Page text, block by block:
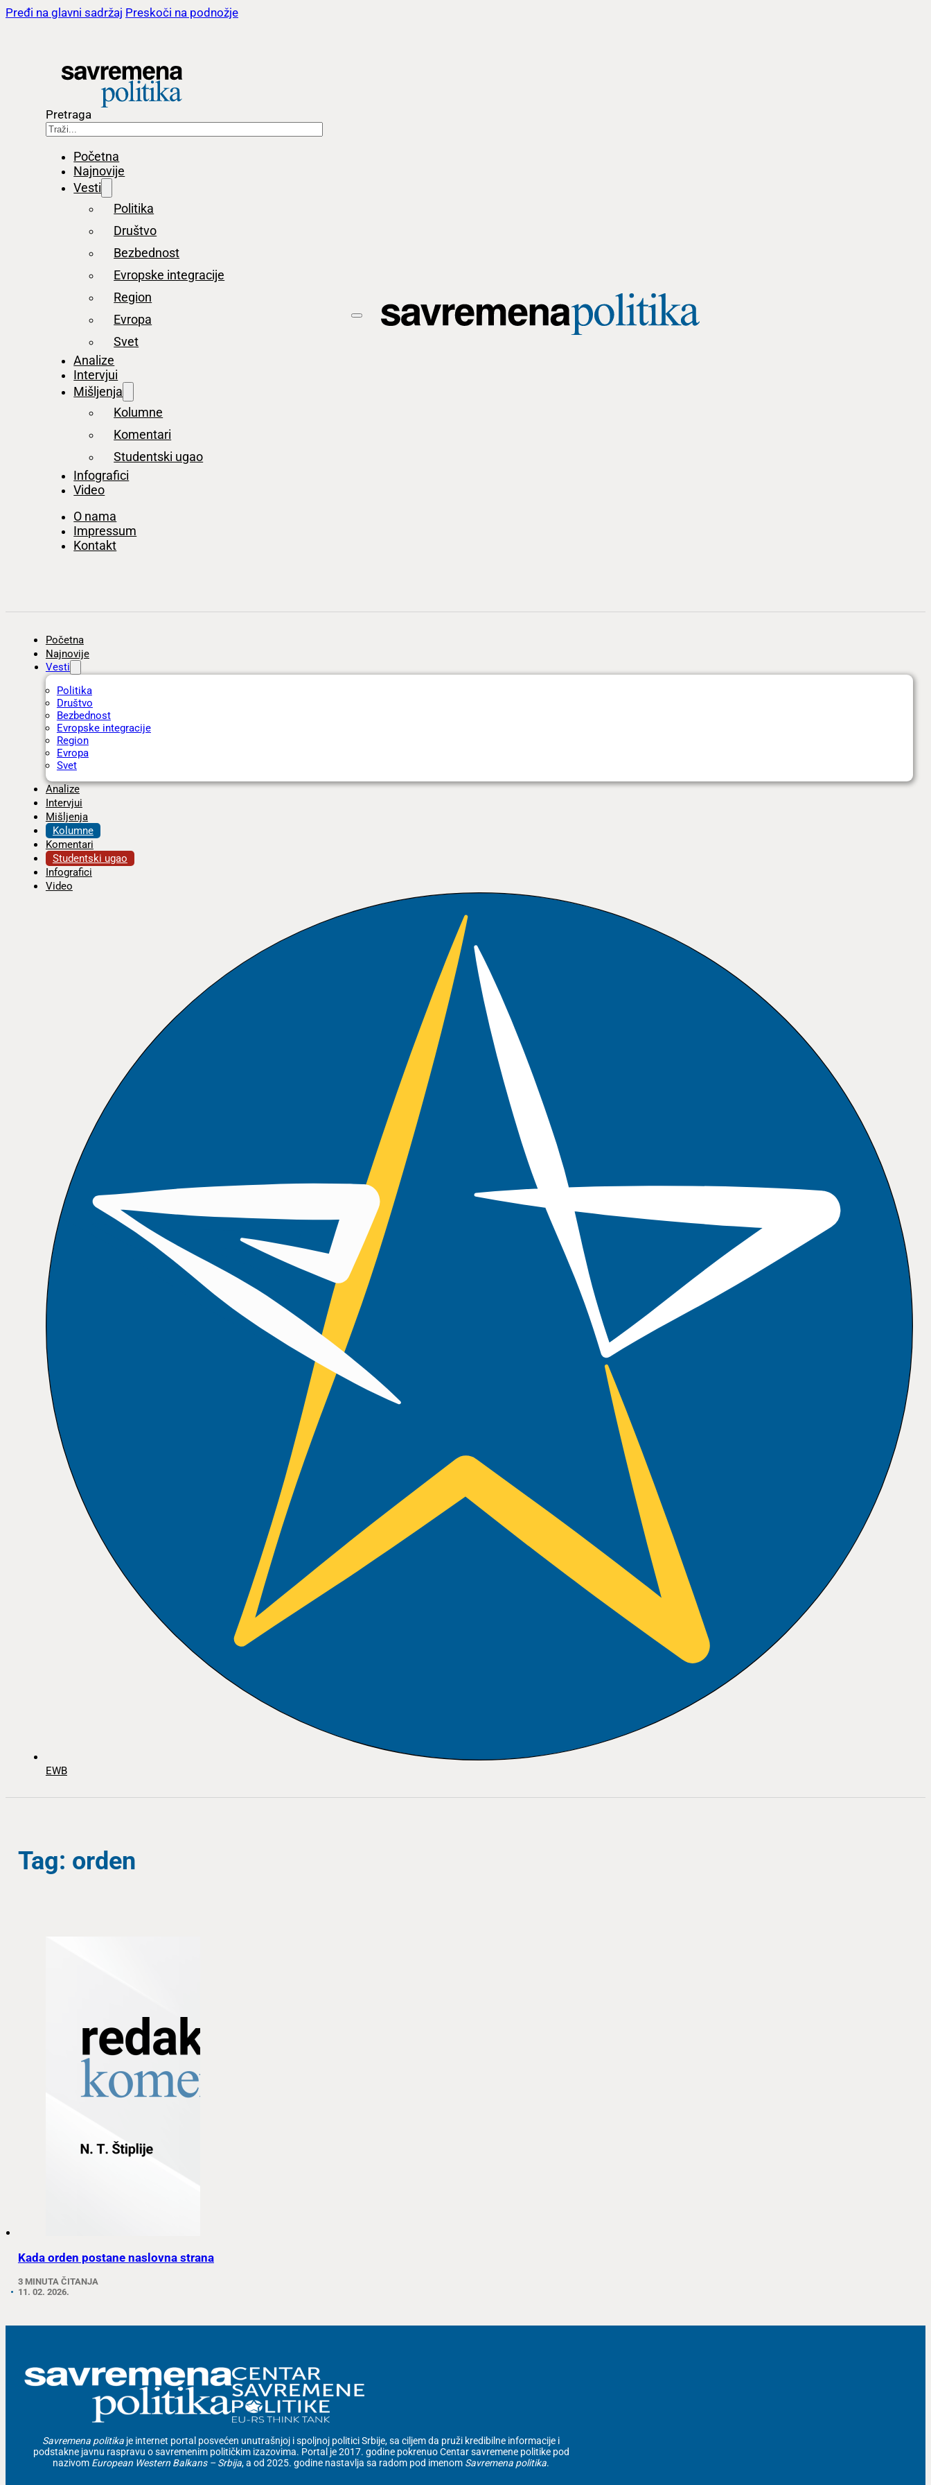
Pređi na glavni sadržaj Preskoči na podnožje
Pretraga
Početna
Najnovije
Vesti
Politika
Društvo
Bezbednost
Evropske integracije
Region
Evropa
Svet
Analize
Intervjui
Mišljenja
Kolumne
Komentari
Studentski ugao
Infografici
Video
O nama
Impressum
Kontakt
Početna
Najnovije
Vesti
Politika
Društvo
Bezbednost
Evropske integracije
Region
Evropa
Svet
Analize
Intervjui
Mišljenja
Kolumne
Komentari
Studentski ugao
Infografici
Video
EWB
Tag: orden
Kada orden postane naslovna strana
3 MINUTA ČITANJA
11. 02. 2026.
Savremena politika je internet portal posvećen unutrašnjoj i spoljnoj politici Srbije, sa ciljem da pruži kredibilne informacije i
podstakne javnu raspravu o savremenim političkim izazovima. Portal je 2017. godine pokrenuo Centar savremene politike pod
nazivom European Western Balkans – Srbija, a od 2025. godine nastavlja sa radom pod imenom Savremena politika.